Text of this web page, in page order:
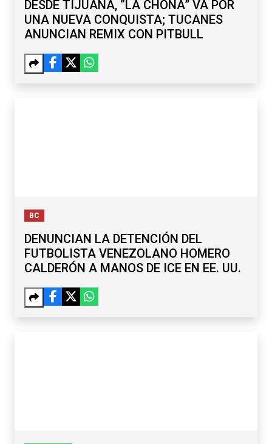
DESDE TIJUANA, “LA CHONA” VA POR
UNA NUEVA CONQUISTA; TUCANES
ANUNCIAN REMIX CON PITBULL
BC
DENUNCIAN LA DETENCIÓN DEL
FUTBOLISTA VENEZOLANO HOMERO
CALDERÓN A MANOS DE ICE EN EE. UU.